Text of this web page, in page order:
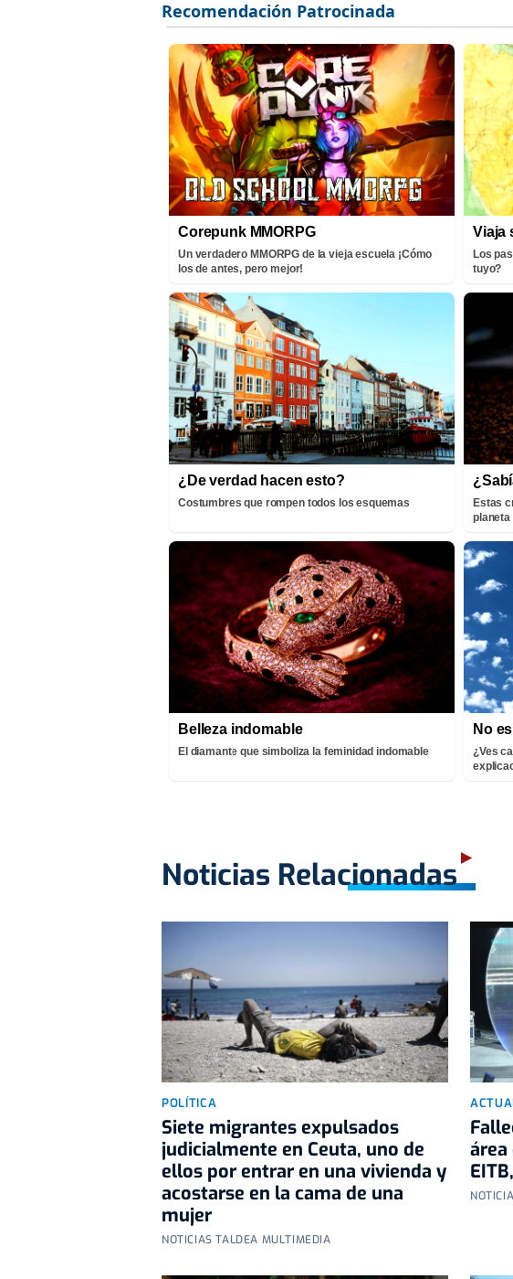
Corepunk MMORPG
Un verdadero MMORPG de la vieja escuela ¡Cómo
los de antes, pero mejor!
Viaja
Los
tuyo?
¿De verdad hacen esto?
Costumbres que rompen todos los esquemas
Estas
planeta
Belleza indomable
El diamante que simboliza la feminidad indomable
No
¿Ves
Noticias Relacionadas
POLÍTICA
Siete migrantes expulsados
judicialmente en Ceuta, uno de
ellos por entrar en una vivienda y
acostarse en la cama de una
mujer
NOTICIAS TALDEA MULTIMEDIA